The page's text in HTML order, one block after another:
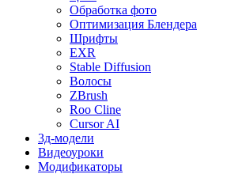
Обработка фото
Оптимизация Блендера
Шрифты
EXR
Stable Diffusion
Волосы
ZBrush
Roo Cline
Cursor AI
3д-модели
Видеоуроки
Модификаторы